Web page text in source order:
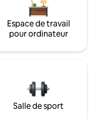
Espace de travail
pour ordinateur
Salle de sport